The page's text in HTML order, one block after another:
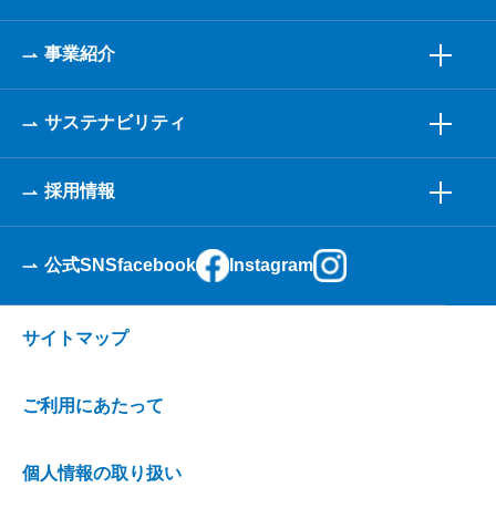
事業紹介
サステナビリティ
採用情報
公式SNSfacebook Instagram
サイトマップ
ご利用にあたって
個人情報の取り扱い